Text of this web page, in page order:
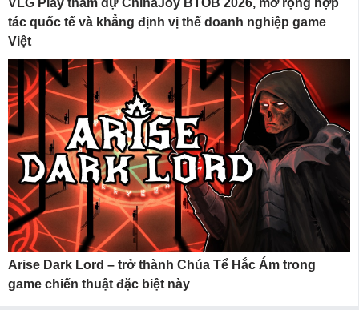
tác quốc tế và khẳng định vị thế doanh nghiệp game
Việt
Arise Dark Lord – trở thành Chúa Tể Hắc Ám trong
game chiến thuật đặc biệt này